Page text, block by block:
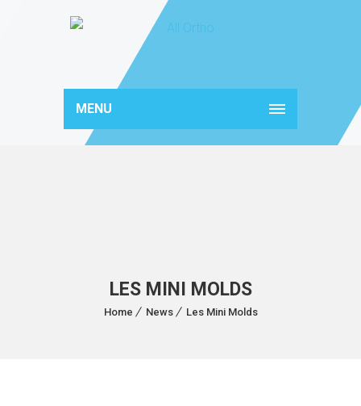
MENU
LES MINI MOLDS
Home News Les Mini Molds